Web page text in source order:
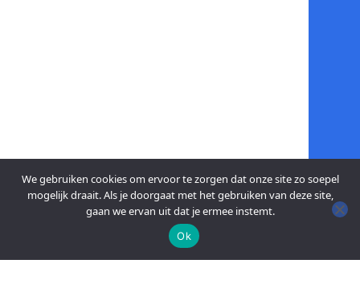
We gebruiken cookies om ervoor te zorgen dat onze site zo soepel
mogelijk draait. Als je doorgaat met het gebruiken van deze site,
gaan we ervan uit dat je ermee instemt.
Ok